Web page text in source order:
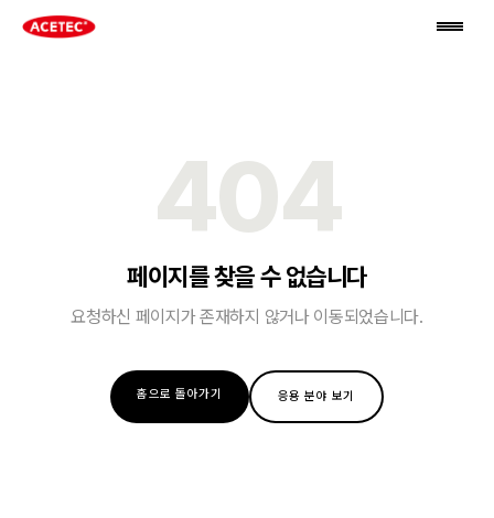
404
페이지를 찾을 수 없습니다
요청하신 페이지가 존재하지 않거나 이동되었습니다.
홈으로 돌아가기 응용 분야 보기